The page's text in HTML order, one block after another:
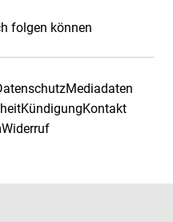
folgen können
Mediadaten
KündigungKontakt
Widerruf